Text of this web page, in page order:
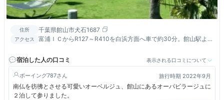
住所 千葉県館山市犬石1687
アクセス
富浦ＩＣからR127～R410を白浜方面へ車で約30分。館山駅より
宿泊した人の口コミ
表示される口コミについて
ボーイング787 旅行時期 2022年9月
南仏を彷彿とさせる可愛いオーベルジュ、館山にあるオーパビラージュに
２泊して参りました。